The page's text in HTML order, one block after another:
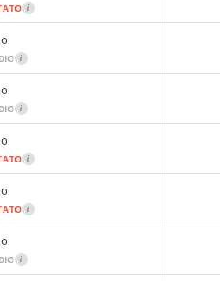
i
i
i
i
i
i